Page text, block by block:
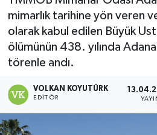
mimarlık tarihine yön veren
olarak kabul edilen Büyük
ölümünün 438. yılında
törenle andı.
VOLKAN KOYUTÜRK
EDITÖR